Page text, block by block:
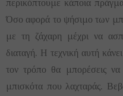
περικόπτουμε κάποια
Όσο αφορά το ψήσιμο των
με τη ζάχαρη μέχρι να
διαταγή. Η τεχνική αυτή
τον τρόπο θα μπορέσεις να
μπισκότα που λαχταράς.